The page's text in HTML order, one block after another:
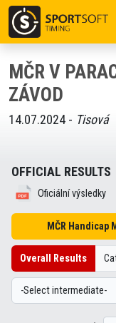
MČR V
ZÁVOD
14.07.2024 - Tisová
OFFICIAL RESULTS
Oficiální výsledky
MČR Handicap
Overall Results